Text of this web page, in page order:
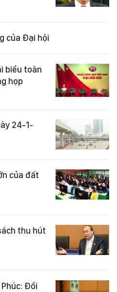
của Đại hội
biểu toàn
họp
24-1-
của đất
thu hút
Đổi